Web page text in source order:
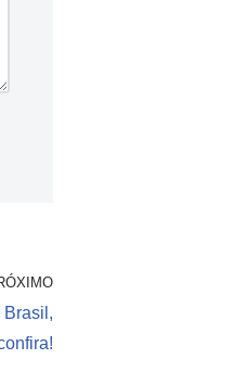
Brasil,